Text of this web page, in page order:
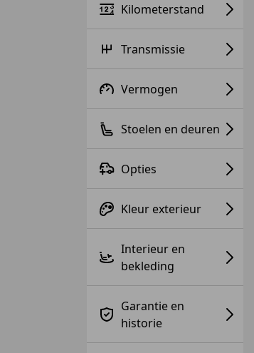
Kilometerstand
Transmissie
Vermogen
Stoelen en deuren
Opties
Kleur exterieur
Interieur en
bekleding
Garantie en
historie